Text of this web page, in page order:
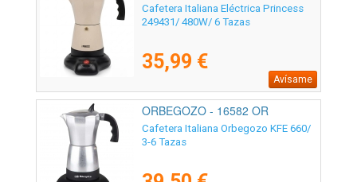
Cafetera Italiana Eléctrica Princess
249431/ 480W/ 6 Tazas
35,99 €
Avísame
ORBEGOZO - 16582 OR
Cafetera Italiana Orbegozo KFE 660/
3-6 Tazas